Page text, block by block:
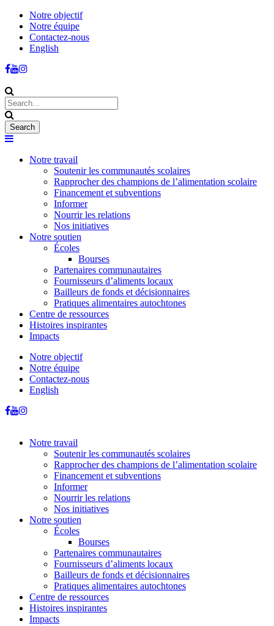
Notre objectif
Notre équipe
Contactez-nous
English
Notre travail
Soutenir les communautés scolaires
Rapprocher des champions de l’alimentation scolaire
Financement et subventions
Informer
Nourrir les relations
Nos initiatives
Notre soutien
Écoles
Bourses
Partenaires communautaires
Fournisseurs d’aliments locaux
Bailleurs de fonds et décisionnaires
Pratiques alimentaires autochtones
Centre de ressources
Histoires inspirantes
Impacts
Notre objectif
Notre équipe
Contactez-nous
English
Notre travail
Soutenir les communautés scolaires
Rapprocher des champions de l’alimentation scolaire
Financement et subventions
Informer
Nourrir les relations
Nos initiatives
Notre soutien
Écoles
Bourses
Partenaires communautaires
Fournisseurs d’aliments locaux
Bailleurs de fonds et décisionnaires
Pratiques alimentaires autochtones
Centre de ressources
Histoires inspirantes
Impacts